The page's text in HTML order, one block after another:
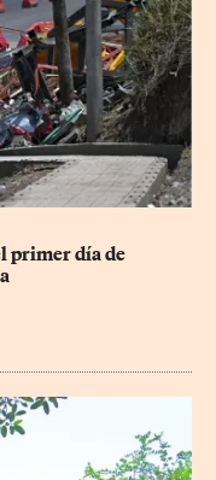
primer día de